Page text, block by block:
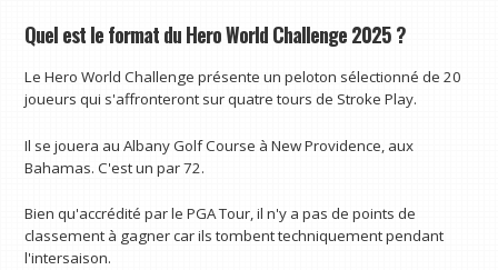
Quel est le format du Hero World Challenge 2025 ?
Le Hero World Challenge présente un peloton sélectionné de 20
joueurs qui s'affronteront sur quatre tours de Stroke Play.
Il se jouera au Albany Golf Course à New Providence, aux
Bahamas. C'est un par 72.
Bien qu'accrédité par le PGA Tour, il n'y a pas de points de
classement à gagner car ils tombent techniquement pendant
l'intersaison.